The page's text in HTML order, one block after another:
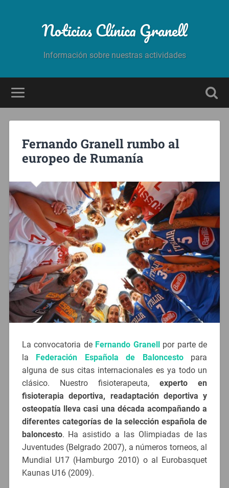
Noticias Clínica Granell
Información sobre nuestras actividades
Fernando Granell rumbo al
europeo de Rumanía
La convocatoria de Fernando Granell
por parte de
la
Federación Española de Baloncestopara
alguna de sus citas internacionales es ya todo un
clásico. Nuestro fisioterapeuta,experto en
fisioterapia deportiva, readaptación deportiva y
osteopatía lleva casi una década acompañando a
diferentes categorías de la selección española de
baloncesto. Ha asistido a las Olimpiadas de las
Juventudes (Belgrado 2007), a números torneos, al
Mundial U17 (Hamburgo 2010) o al Eurobasquet
Kaunas U16 (2009).